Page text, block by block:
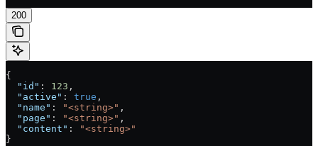
200
{
  "id"
: 123 ,
  "active"
: true ,
  "name"
: "<string>" ,
  "page"
: "<string>" ,
  "content"
:
"<string>"
}